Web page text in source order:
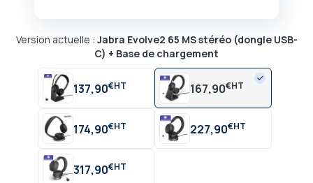
Version actuelle : Jabra Evolve2 65 MS stéréo (dongle USB-
C) + Base de chargement
137,90€ 167,90€
174,90€ 227,90€
317,90€